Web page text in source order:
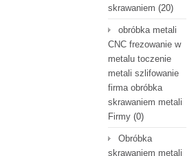
skrawaniem (20)
obróbka metali
CNC frezowanie w
metalu toczenie
metali szlifowanie
firma obróbka
skrawaniem metali
Firmy (0)
Obróbka
skrawaniem metali